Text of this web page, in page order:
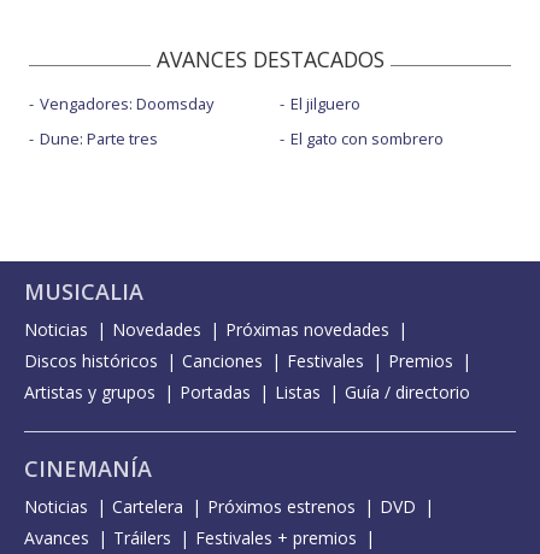
AVANCES DESTACADOS
Vengadores: Doomsday
Dune: Parte tres
El jilguero
El gato con sombrero
MUSICALIA
Noticias Novedades
Próximas novedades
Discos históricos
Canciones Festivales
Premios
Artistas y grupos
Portadas Listas Guía / directorio
CINEMANÍA
Noticias Cartelera Próximos estrenos
DVD
Avances
Tráilers Festivales + premios